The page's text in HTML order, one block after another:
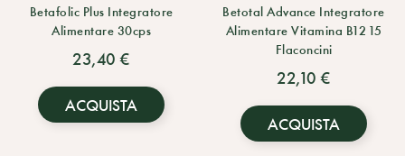
Betafolic Plus Integratore
Alimentare 30cps
23,40 €
ACQUISTA
Betotal Advance Integratore
Alimentare Vitamina B12 15
Flaconcini
22,10 €
ACQUISTA